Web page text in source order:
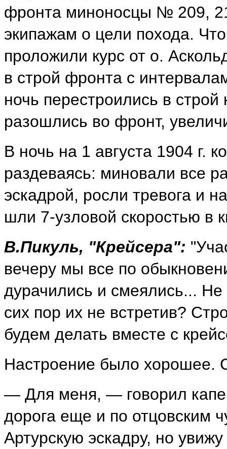
фронта миноносцы № 209,
экипажам о цели похода.
проложили курс от о.
в строй фронта с
ночь перестроились в
разошлись во фронт,
В ночь на 1 августа 1904 г.
раздеваясь: миновали все
эскадрой, росли тревога и
шли 7-узловой скоростью в
В.Пикуль, "Крейсера":
вечеру мы все по
дурачились и смеялись...
сих пор их не встретив?
будем делать вместе с
Настроение было хорошее.
— Для меня, — говорил
дорога еще и по отцовским
Артурскую эскадру, но